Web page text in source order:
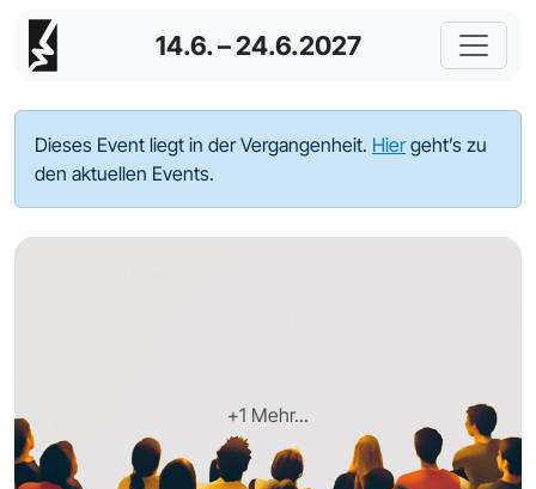
14.6. – 24.6.2027
Dieses Event liegt in der Vergangenheit. Hiergeht’s zu
den aktuellen Events.
+1 Mehr...